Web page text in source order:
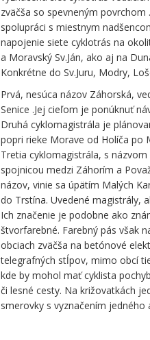
zväčša so spevneným
spolupráci s miestnym
napojenie siete cyklotrás na
a Moravský Sv.Ján, ako aj na
Konkrétne do Sv.Juru, Modry,
Prvá, nesúca názov Záhorská,
Senice .Jej cieľom je ponúknuť
Druhá cyklomagistrála je
popri rieke Morave od Holíča po
Tretia cyklomagistrála, s
spojnicou medzi Záhorím a
názov, vinie sa úpätím Malých
do Trstína. Uvedené magistrály,
Ich značenie je podobne ako
štvorfarebné. Farebný pás však
obciach zväčša na betónové
telegrafných stĺpov, mimo obcí
kde by mohol mať cyklista
či lesné cesty. Na križovatkách
smerovky s vyznačením